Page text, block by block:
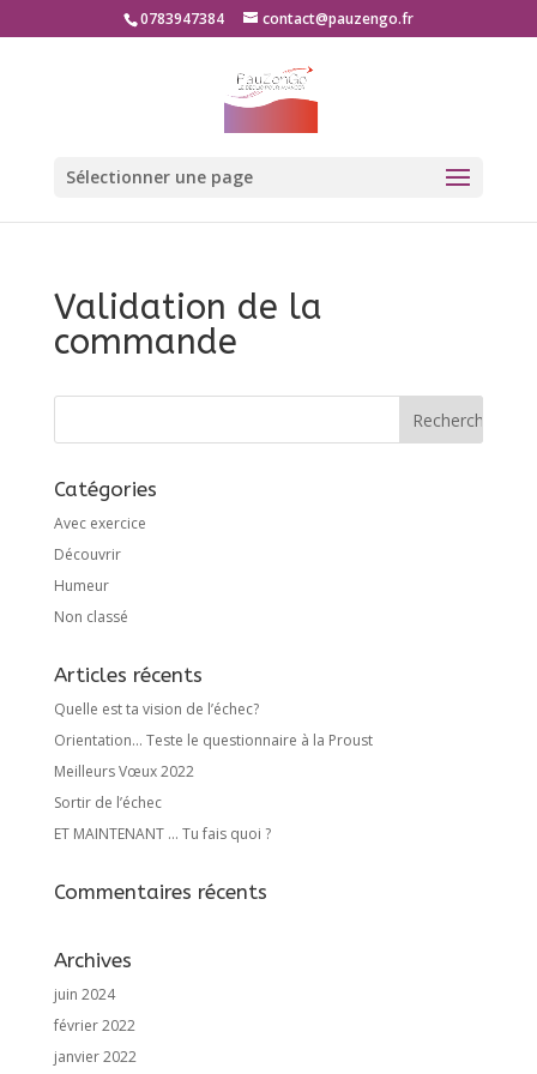
0783947384 contact@pauzengo.fr
Sélectionner une page
Validation de la
commande
Catégories
Avec exercice
Découvrir
Humeur
Non classé
Articles récents
Quelle est ta vision de l’échec?
Orientation… Teste le questionnaire à la Proust
Meilleurs Vœux 2022
Sortir de l’échec
ET MAINTENANT … Tu fais quoi ?
Commentaires récents
Archives
juin 2024
février 2022
janvier 2022